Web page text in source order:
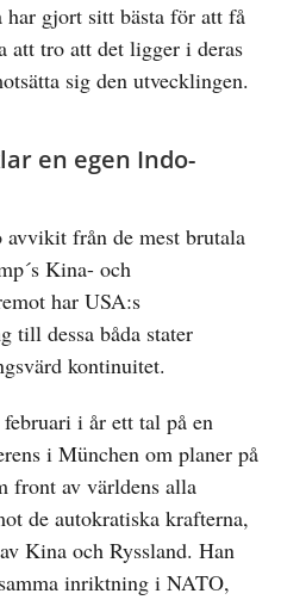
gjort sitt bästa för att få
att tro att det ligger i deras
sig den utvecklingen.
en egen Indo-
från de mest brutala
Kina- och
har USA:s
till dessa båda stater
kontinuitet.
i år ett tal på en
i München om planer på
front av världens alla
de autokratiska krafterna,
Kina och Ryssland. Han
inriktning i NATO,